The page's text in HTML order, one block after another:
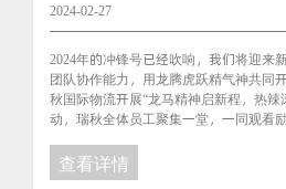
2024-02-27
2024年的冲锋号已经吹响，我们将迎来
团队协作能力，用龙腾虎跃精气神共同
秋国际物流开展“龙马精神启新程，热
动，瑞秋全体员工聚集一堂，一同观看
查看详情